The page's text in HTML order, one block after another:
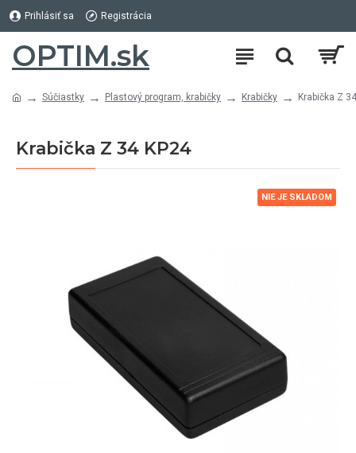
Prihlásiť sa Registrácia
OPTIM.sk
Súčiastky Plastový program, krabičky Krabičky Krabička Z
Krabička Z 34 KP24
NIE JE SKLADOM